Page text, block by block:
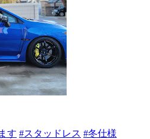
す #スタッドレス #冬仕様